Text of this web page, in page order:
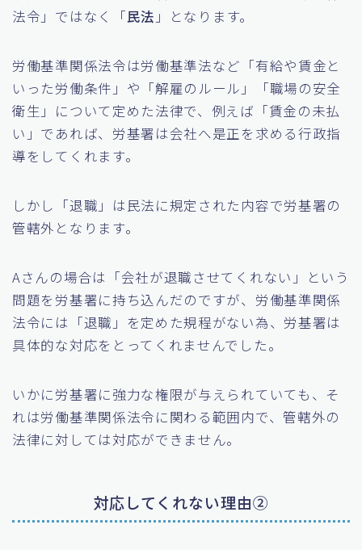
法令」ではなく「民法 」となります。
労働基準関係法令は労働基準法など「有給や賃金と
いった労働条件」や「解雇のルール」「職場の安全
衛生」について定めた法律で、例えば「賃金の未払
い」であれば、労基署は会社へ是正を求める行政指
導をしてくれます。
しかし「退職」は民法に規定された内容で労基署の
管轄外となります。
Aさんの場合は「会社が退職させてくれない」という
問題を労基署に持ち込んだのですが、労働基準関係
法令には「退職」を定めた規程がない為、労基署は
具体的な対応をとってくれませんでした。
いかに労基署に強力な権限が与えられていても、そ
れは労働基準関係法令に関わる範囲内で、管轄外の
法律に対しては対応ができません。
対応してくれない理由②